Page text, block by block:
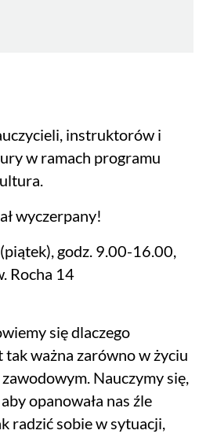
instruktorów i
w ramach programu
wyczerpany!
godz. 9.00-16.00,
Rocha 14
się dlaczego
ważna zarówno w życiu
Nauczymy się,
opanowała nas źle
radzić sobie w sytuacji,